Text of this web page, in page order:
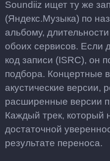
Soundiiz ищет ту же
(Яндекс.Музыка) по
альбому,
обоих сервисов. Если
код записи (ISRC), он
подбора. Концертные
акустические версии,
расширенные версии
Каждый трек, который
достаточной
результате переноса.